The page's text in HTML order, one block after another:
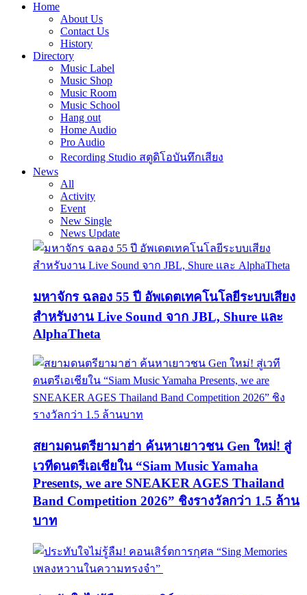
Home
About Us
Contact Us
History
Directory
Music Label
Music Shop
Music Room
Music School
Hang out
Home Audio
Pro Audio
Recording Studio สตูดิโอบันทึกเสียง
News
All
Activity
Event
New Single
News Update
มหาจักร ฉลอง 55 ปี อัพเดตเทคโนโลยีระบบเสียง
สำหรับงาน Live Sound จาก JBL, Shure และ
AlphaTheta
สยามดนตรียามาฮ่า ค้นหาเยาวชน Gen ใหม่! สู่
เวทีดนตรีเอเชียใน “Siam Music Yamaha
Presents, we are SNEAKER AGES Thailand
Band Competition 2026” ชิงรางวัลกว่า 1.5 ล้าน
บาท